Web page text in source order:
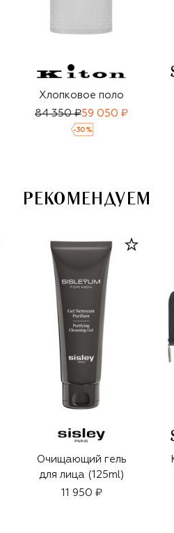
Хлопковое поло
84 350 ₽59 050 ₽
-30 %
РЕКОМЕНДУЕМ
Очищающий гель
для лица (125ml)
11 950 ₽